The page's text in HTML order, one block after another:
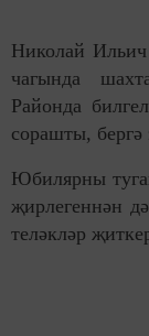
Николай
чагында
Районда
сорашты, бергә
Юбилярны
җирлегеннән
теләкләр